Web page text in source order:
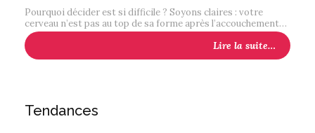
Pourquoi décider est si difficile ? Soyons claires : votre
cerveau n’est pas au top de sa forme après l’accouchement…
Lire la suite…
Tendances